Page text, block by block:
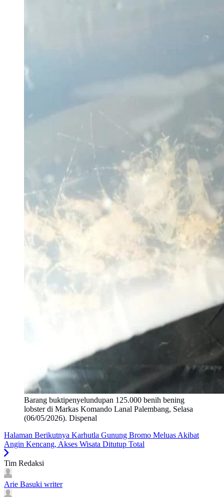
Barang buktipenyelundupan 125.000 benih bening
lobster di Markas Komando Lanal Palembang, Selasa
(06/05/2026). Dispenal
Halaman Berikutnya Karhutla Gunung Bromo Meluas Akibat
Angin Kencang, Akses Wisata Ditutup Total
Tim Redaksi
Arie Basuki writer